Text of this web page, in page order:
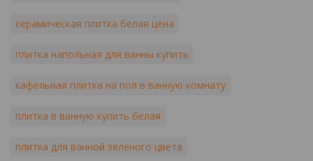
керамическая плитка белая цена
плитка напольная для ванны купить
кафельная плитка на пол в ванную комнату
плитка в ванную купить белая
плитка для ванной зеленого цвета